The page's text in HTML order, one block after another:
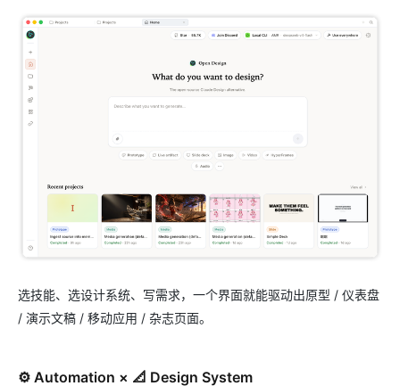
选技能、选设计系统、写需求，一个界面就能驱动出原型 / 仪表盘
/ 演示文稿 / 移动应用 / 杂志页面。
⚙️ Automation × 📐 Design System